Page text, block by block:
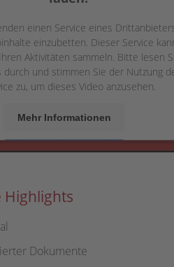
einen Service eines
einzubetten. Dieser Service
Aktivitäten sammeln. Bitte lesen
durch und stimmen Sie der Nutzung
zu, um dieses Video anzusehen.
Mehr Informationen
Akzeptieren
Platform&eRecht24
Highlights
Dokumente